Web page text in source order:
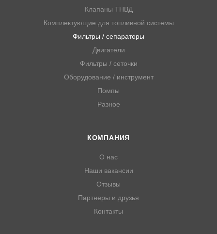
Клапаны ТНВД
Комплектующие для топливной системы
Фильтры / сепараторы
Двигатели
Фильтры / сеточки
Оборудование / инструмент
Помпы
Разное
КОМПАНИЯ
О нас
Наши вакансии
Отзывы
Партнеры и друзья
Контакты